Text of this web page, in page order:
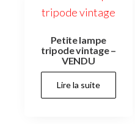
Petite lampe
tripode vintage –
VENDU
Lire la suite